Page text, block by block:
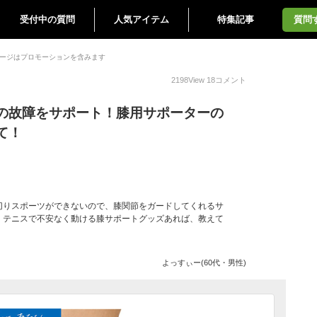
受付中の質問 人気アイテム 特集記事 質問
ジはプロモーションを含みます
2198View 18コメント
故障をサポート！膝用サポーターの
！
スポーツができないので、膝関節をガードしてくれるサ
ニスで不安なく動ける膝サポートグッズあれば、教えて
よっすぃー(60代・男性)